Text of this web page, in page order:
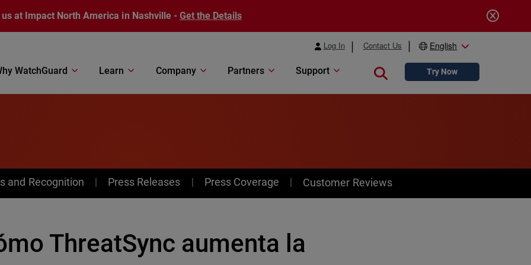
at Impact North America in Nashville - Get the Details
Log In Contact Us English
WatchGuard Learn Company Partners Support Close searchTry Now
and Recognition Press Releases Press Coverage Customer Reviews
ThreatSync aumenta la